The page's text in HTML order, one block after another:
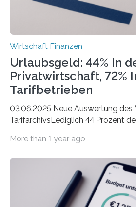
Wirtschaft Finanzen
Urlaubsgeld: 44% In
Privatwirtschaft, 72%
Tarifbetrieben
03.06.2025 Neue Auswertung des
TarifarchivsLediglich 44 Prozent
tarifgebundenen Betrieben ist der
Unterkünfte fast überall deutlich
viele Beschäftigte ist deshalb das
Juli ausgezahlte Urlaubsgeld ein
sich den wohlverdienten
More than 1 year ago